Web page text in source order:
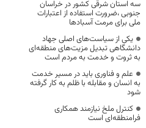
سه استان شرقی کشور در خراسان
جنوبی ،ضرورت استفاده از اعتبارات
ملی برای مرمت آسبادها
یکی از سیاست‌های اصلی جهاد
دانشگاهی تبدیل مزیت‌های منطقه‌ای
به ثروت و خدمت به مردم است
علم و فناوری باید در مسیر خدمت
به انسان و مقابله با ظلم به کار گرفته
شود
کنترل ملخ نیازمند همکاری
فرامنطقه‌ای است